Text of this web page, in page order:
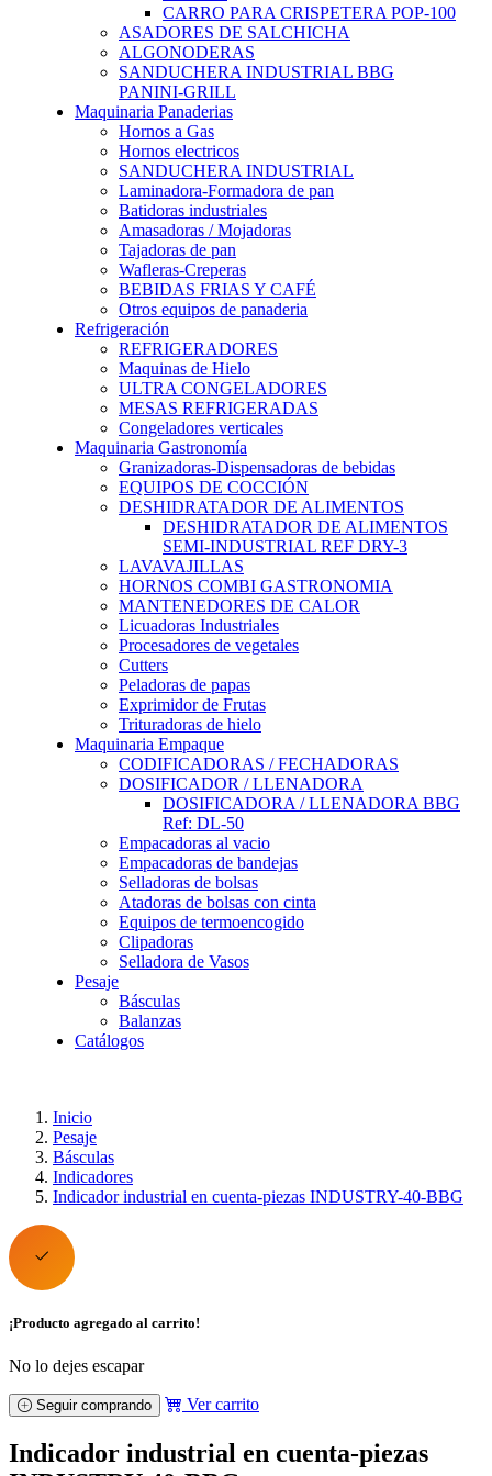
CARRO PARA CRISPETERA POP-100
ASADORES DE SALCHICHA
ALGONODERAS
SANDUCHERA INDUSTRIAL BBG
PANINI-GRILL
Maquinaria Panaderias
Hornos a Gas
Hornos electricos
SANDUCHERA INDUSTRIAL
Laminadora-Formadora de pan
Batidoras industriales
Amasadoras / Mojadoras
Tajadoras de pan
Wafleras-Creperas
BEBIDAS FRIAS Y CAFÉ
Otros equipos de panaderia
Refrigeración
REFRIGERADORES
Maquinas de Hielo
ULTRA CONGELADORES
MESAS REFRIGERADAS
Congeladores verticales
Maquinaria Gastronomía
Granizadoras-Dispensadoras de bebidas
EQUIPOS DE COCCIÓN
DESHIDRATADOR DE ALIMENTOS
DESHIDRATADOR DE ALIMENTOS
SEMI-INDUSTRIAL REF DRY-3
LAVAVAJILLAS
HORNOS COMBI GASTRONOMIA
MANTENEDORES DE CALOR
Licuadoras Industriales
Procesadores de vegetales
Cutters
Peladoras de papas
Exprimidor de Frutas
Trituradoras de hielo
Maquinaria Empaque
CODIFICADORAS / FECHADORAS
DOSIFICADOR / LLENADORA
DOSIFICADORA / LLENADORA BBG
Ref: DL-50
Empacadoras al vacio
Empacadoras de bandejas
Selladoras de bolsas
Atadoras de bolsas con cinta
Equipos de termoencogido
Clipadoras
Selladora de Vasos
Pesaje
Básculas
Balanzas
Catálogos
Inicio
Pesaje
Básculas
Indicadores
Indicador industrial en cuenta-piezas INDUSTRY-40-BBG
¡Producto agregado al carrito!
No lo dejes escapar
Seguir comprando Ver carrito
Indicador industrial en cuenta-piezas